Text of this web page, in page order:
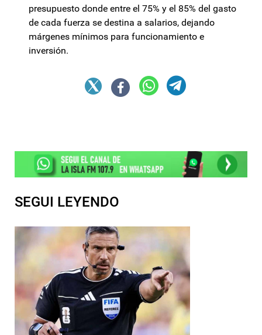
presupuesto donde entre el 75% y el 85% del gasto
de cada fuerza se destina a salarios, dejando
márgenes mínimos para funcionamiento e
inversión.
SEGUI LEYENDO